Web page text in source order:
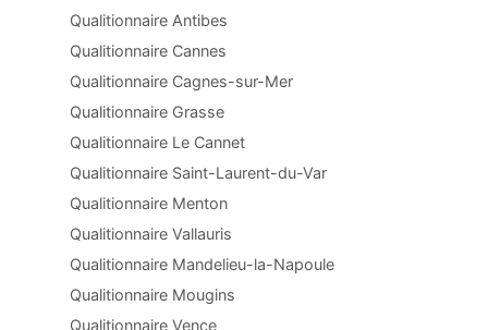
Qualitionnaire Antibes
Qualitionnaire Cannes
Qualitionnaire Cagnes-sur-Mer
Qualitionnaire Grasse
Qualitionnaire Le Cannet
Qualitionnaire Saint-Laurent-du-Var
Qualitionnaire Menton
Qualitionnaire Vallauris
Qualitionnaire Mandelieu-la-Napoule
Qualitionnaire Mougins
Qualitionnaire Vence